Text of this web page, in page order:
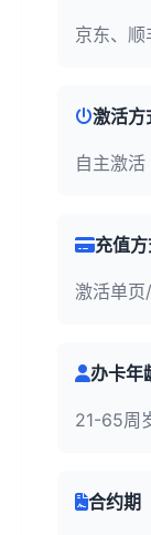
京东、顺
激活方
自主激活
充值
激活单页
办卡年
21-65周
合约期